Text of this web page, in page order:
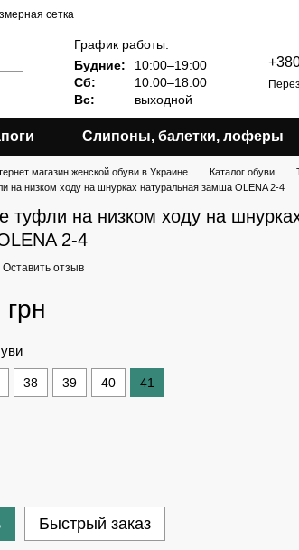
сетка
График работы:
Будние:
10:00–19:00
Сб:
10:00–18:00
Вс:
выходной
Слипоны, балетки, лоферы
магазин женской обуви в Украине Каталог обуви
на низком ходу на шнурках натуральная замша OLENA 2-4
туфли на низком ходу на
2-4
Оставить отзыв
38 39 40 41
Быстрый заказ